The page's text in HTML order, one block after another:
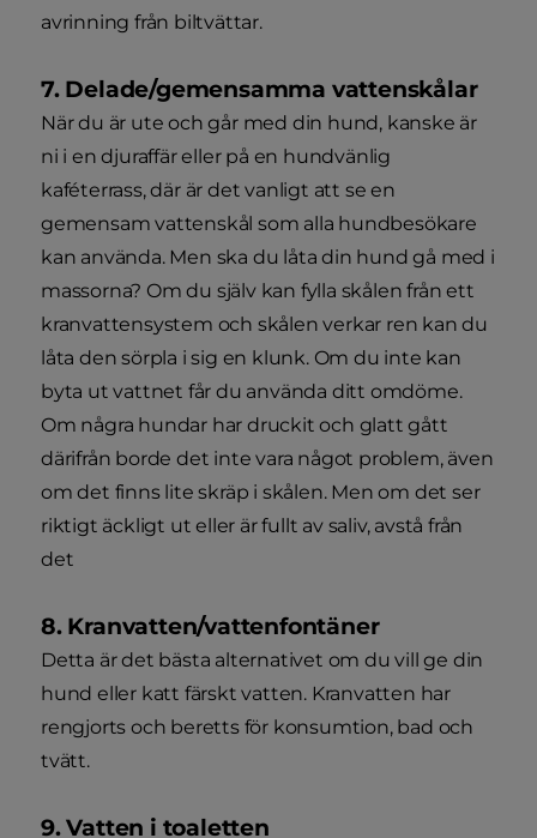
avrinning från biltvättar.
7. Delade/gemensamma vattenskålar
När du är ute och går med din hund, kanske är
ni i en djuraffär eller på en hundvänlig
kaféterrass, där är det vanligt att se en
gemensam vattenskål som alla hundbesökare
kan använda. Men ska du låta din hund gå med i
massorna? Om du själv kan fylla skålen från ett
kranvattensystem och skålen verkar ren kan du
låta den sörpla i sig en klunk. Om du inte kan
byta ut vattnet får du använda ditt omdöme.
Om några hundar har druckit och glatt gått
därifrån borde det inte vara något problem, även
om det finns lite skräp i skålen. Men om det ser
riktigt äckligt ut eller är fullt av saliv, avstå från
det
8. Kranvatten/vattenfontäner
Detta är det bästa alternativet om du vill ge din
hund eller katt färskt vatten. Kranvatten har
rengjorts och beretts för konsumtion, bad och
tvätt.
9. Vatten i toaletten